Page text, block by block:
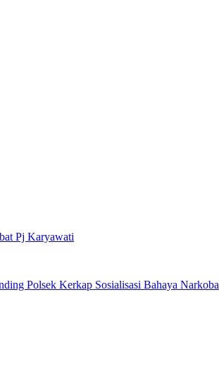
Pj Karyawati
Polsek Kerkap Sosialisasi Bahaya Narkoba